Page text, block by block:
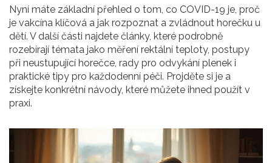
Nyní máte základní přehled o tom, co COVID-19 je, proč
je vakcína klíčová a jak rozpoznat a zvládnout horečku u
dětí. V další části najdete články, které podrobně
rozebírají témata jako měření rektální teploty, postupy
při neustupující horečce, rady pro odvykání plenek i
praktické tipy pro každodenní péči. Projděte si je a
získejte konkrétní návody, které můžete ihned použít v
praxi.